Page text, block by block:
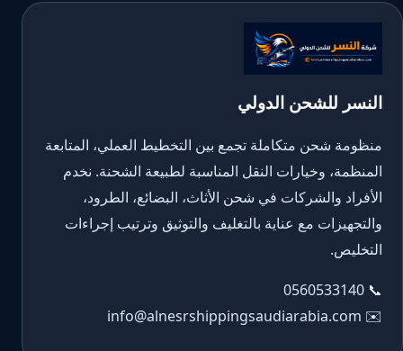
النسر للشحن الدولي
منظومة شحن متكاملة تجمع بين التخطيط العملي، المتابعة
المنظمة، وخيارات النقل المناسبة لطبيعة الشحنة. نخدم
الأفراد والشركات في شحن الأثاث، البضائع، الطرود،
والتجهيزات مع عناية بالتغليف والتوثيق وترتيب إجراءات
التخليص.
📞
0560533140
✉️
info@alnesrshippingsaudiarabia.com